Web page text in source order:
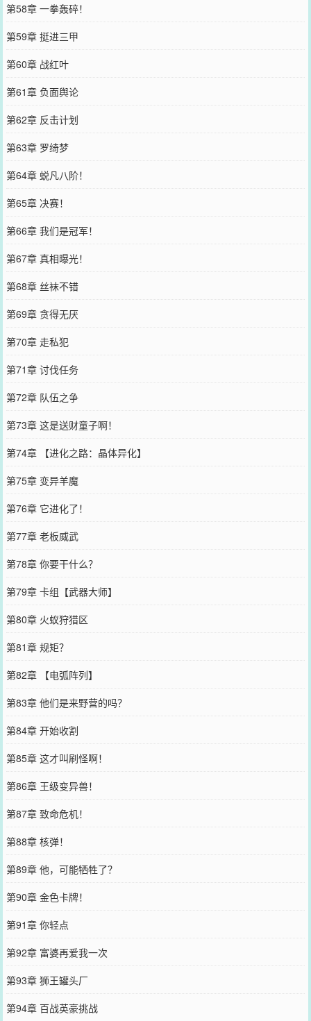
第58章 一拳轰碎！
第59章 挺进三甲
第60章 战红叶
第61章 负面舆论
第62章 反击计划
第63章 罗绮梦
第64章 蜕凡八阶！
第65章 决赛！
第66章 我们是冠军！
第67章 真相曝光！
第68章 丝袜不错
第69章 贪得无厌
第70章 走私犯
第71章 讨伐任务
第72章 队伍之争
第73章 这是送财童子啊！
第74章 【进化之路：晶体异化】
第75章 变异羊魔
第76章 它进化了！
第77章 老板威武
第78章 你要干什么？
第79章 卡组【武器大师】
第80章 火蚁狩猎区
第81章 规矩？
第82章 【电弧阵列】
第83章 他们是来野营的吗？
第84章 开始收割
第85章 这才叫刷怪啊！
第86章 王级变异兽！
第87章 致命危机！
第88章 核弹！
第89章 他，可能牺牲了？
第90章 金色卡牌！
第91章 你轻点
第92章 富婆再爱我一次
第93章 狮王罐头厂
第94章 百战英豪挑战